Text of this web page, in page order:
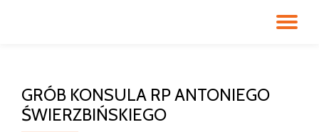
GRÓB KONSULA RP ANTONIEGO
ŚWIERZBIŃSKIEGO